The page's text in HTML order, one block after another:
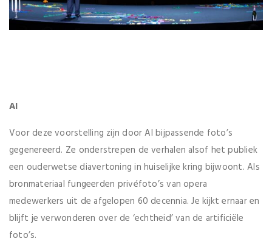
AI
Voor deze voorstelling zijn door AI bijpassende foto’s
gegenereerd. Ze onderstrepen de verhalen alsof het publiek
een ouderwetse diavertoning in huiselijke kring bijwoont. Als
bronmateriaal fungeerden privéfoto’s van opera
medewerkers uit de afgelopen 60 decennia. Je kijkt ernaar en
blijft je verwonderen over de ‘echtheid’ van de artificiële
foto’s.